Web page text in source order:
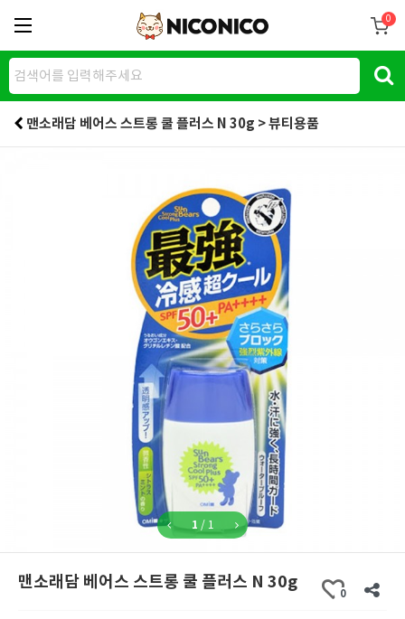
0
맨소래담 베어스 스트롱 쿨 플러스 N 30g > 뷰티용품
1 / 1
맨소래담 베어스 스트롱 쿨 플러스 N 30g
0